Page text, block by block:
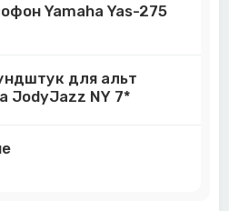
Yamaha Yas-275
для альт
JodyJazz NY 7*